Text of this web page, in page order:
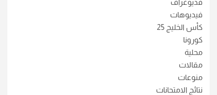
فديوغراف
فيديوهات
كأس الخليج 25
كورونا
محلية
مقالات
منوعات
نتائج الامتحانات